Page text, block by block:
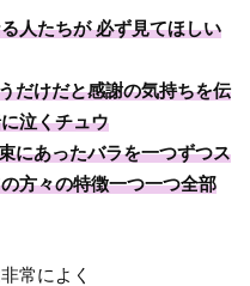
人たちが 必ず見てほしい
だけだと感謝の気持ちを伝
泣くチュウ
にあったバラを一つずつス
方々の特徴一つ一つ全部
常によく